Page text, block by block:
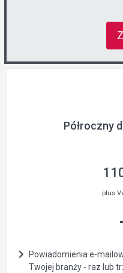
Półroczny
plus
Powiadomienia e-
Twojej branży - raz lub